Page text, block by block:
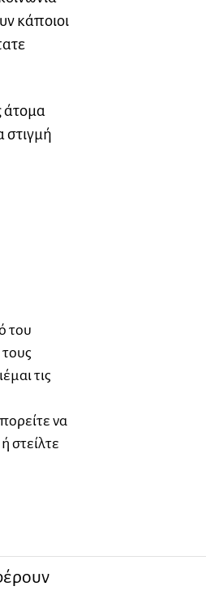
κάποιοι
άτομα
στιγμή
του
τις
να
στείλτε